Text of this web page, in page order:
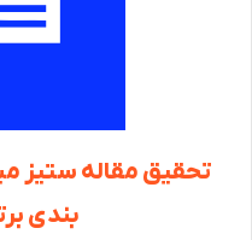
تحقیق مقاله ستیز
بندی